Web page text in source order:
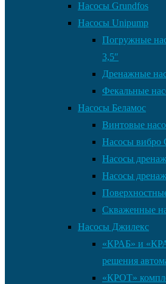
Насосы Grundfos
Насосы Unipump
Погружные
3,5″
Дренажные
Фекальные
Насосы Беламос
Винтовые
Насосы вибро
Насосы
Насосы
Скваженные
Насосы Джилекс
«КРАБ» и
решения
«КРОТ»